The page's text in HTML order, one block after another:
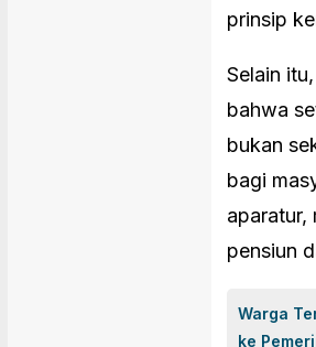
prinsip
Selain
bahwa
bukan
bagi
aparatur,
pensiun
Warga
ke